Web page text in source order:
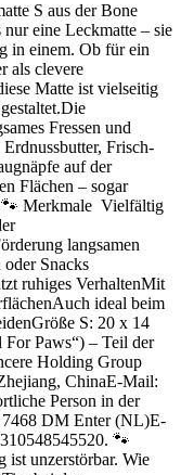
S aus der Bone
eine Leckmatte – sie
in einem. Ob für ein
als clevere
Matte ist vielseitig
Fressen und
Frisch-
auf der
Flächen – sogar
🐾 Merkmale Vielfältig
langsamen
oder Snacks
ruhiges VerhaltenMit
ideal beim
S: 20 x 14
Paws“) – Teil der
Holding Group
ChinaE-Mail:
Person in der
DM Enter (NL)E-
🐾
unzerstörbar. Wie